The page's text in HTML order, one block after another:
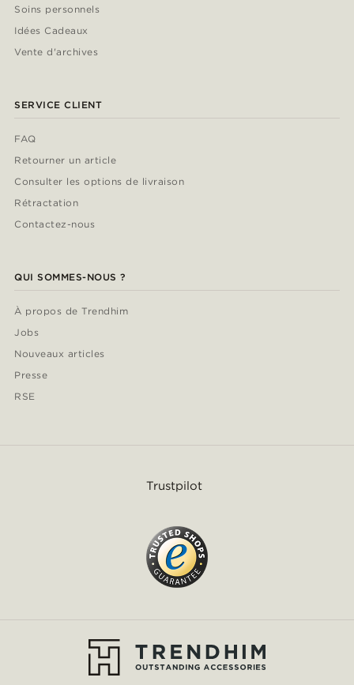
Soins personnels
Idées Cadeaux
Vente d'archives
SERVICE CLIENT
FAQ
Retourner un article
Consulter les options de livraison
Rétractation
Contactez-nous
QUI SOMMES-NOUS ?
À propos de Trendhim
Jobs
Nouveaux articles
Presse
RSE
Trustpilot